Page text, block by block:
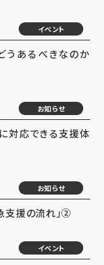
イベント
うあるべきなのか
お知らせ
対応できる支援体
お知らせ
支援の流れ」②
イベント